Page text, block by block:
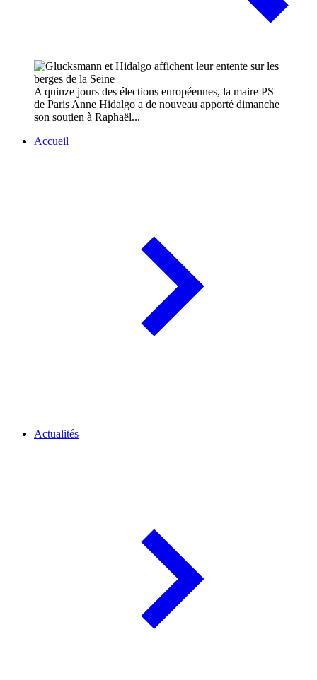
A quinze jours des élections européennes, la maire PS
de Paris Anne Hidalgo a de nouveau apporté dimanche
son soutien à Raphaël...
Accueil
Actualités